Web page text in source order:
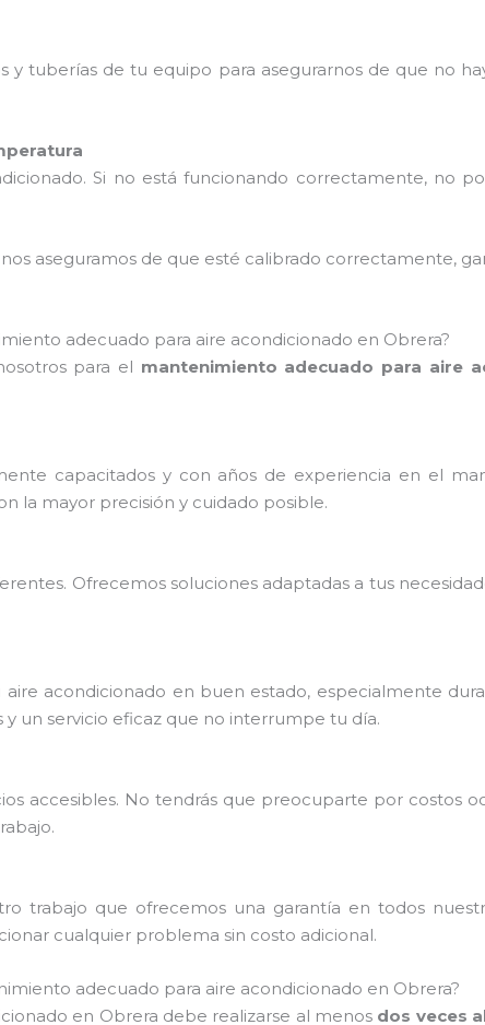
y tuberías de tu equipo para asegurarnos de que no
Si no está funcionando correctamente, no
aseguramos de que esté calibrado correctamente,
adecuado para aire acondicionado en Obrera?
para el mantenimiento adecuado para aire
capacitados y con años de experiencia en el
la mayor precisión y cuidado posible.
Ofrecemos soluciones adaptadas a tus
acondicionado en buen estado, especialmente
un servicio eficaz que no interrumpe tu día.
accesibles. No tendrás que preocuparte por costos
trabajo que ofrecemos una garantía en todos
cualquier problema sin costo adicional.
adecuado para aire acondicionado en Obrera?
en Obrera debe realizarse al menos dos veces